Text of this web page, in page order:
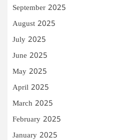
September 2025
August 2025
July 2025
June 2025
May 2025
April 2025
March 2025
February 2025
January 2025